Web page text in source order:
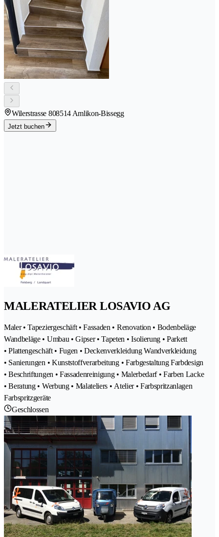
Wilerstrasse 808514 Amlikon-Bissegg
Jetzt buchen
MALERATELIER LOSAVIO AG
Maler • Tapeziergeschäft • Fassaden • Renovation • Bodenbeläge
Wandbeläge • Umbau • Gipser • Tapeten • Isolierung • Parkett
• Plattengeschäft • Fugen • Deckenverkleidung Wandverkleidung
• Sanierungen • Kunststoffverarbeitung • Farbgestaltung Farbdesign
• Beschriftungen • Fassadenreinigung • Malerbedarf • Farben Lacke
• Beratung • Werbung • Malateliers • Atelier • Farbspritzanlagen
Farbspritzgeräte
Geschlossen